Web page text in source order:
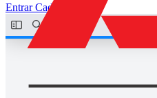
EntrarCadastrar